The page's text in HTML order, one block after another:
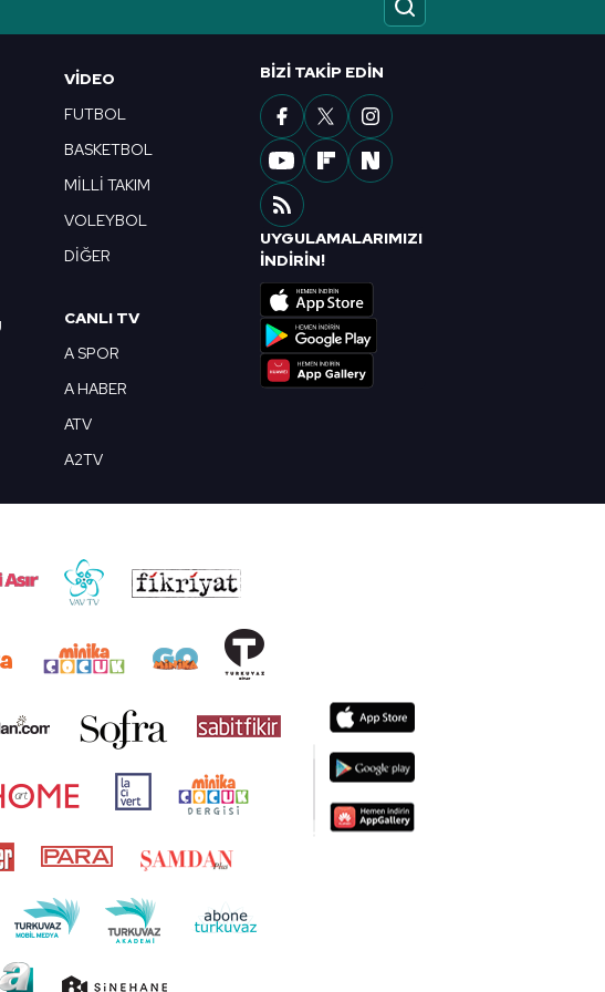
Metnimizi okumak ve sitemizde ilgili
VIDEO
FUTBOL
BASKETBOL
MİLLİ TAKIM
VOLEYBOL
DİĞER
CANLI TV
A SPOR
A HABER
ATV
A2TV
BIZI TAKIP EDIN
UYGULAMALARIMIZI
İNDİRİN!